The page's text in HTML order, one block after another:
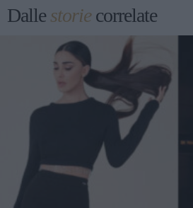
Dallestoriecorrelate